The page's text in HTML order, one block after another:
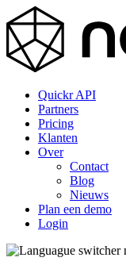
Quickr API
Partners
Pricing
Klanten
Over
Contact
Blog
Nieuws
Plan een demo
Login